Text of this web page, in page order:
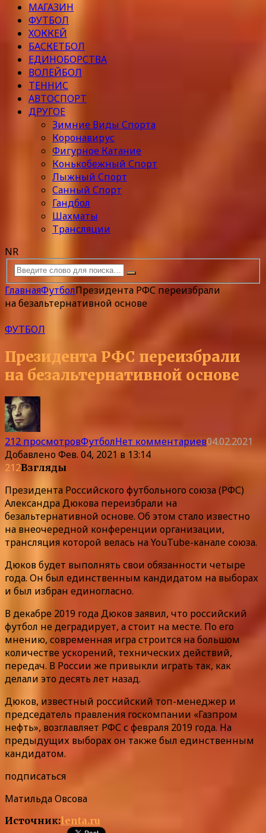
МАГАЗИН
ФУТБОЛ
ХОККЕЙ
БАСКЕТБОЛ
ЕДИНОБОРСТВА
ВОЛЕЙБОЛ
ТЕННИС
АВТОСПОРТ
ДРУГОЕ
Зимние Виды Спорта
Коронавирус
Фигурное Катание
Конькобежный Спорт
Лыжный Спорт
Санный Спорт
Гандбол
Шахматы
Трансляции
NR
ГлавнаяФутболПрезидента РФС переизбрали
на безальтернативной основе
ФУТБОЛ
Президента РФС переизбрали
на безальтернативной основе
212 просмотровФутболНет комментариев04.02.2021
ДобавленоФев. 04, 2021 в 13:14
212Взгляды
Президента Российского футбольного союза (РФС)
Александра Дюкова переизбрали на
безальтернативной основе. Об этом стало известно
на внеочередной конференции организации,
трансляция которой велась на YouTube-канале союза.
Дюков будет выполнять свои обязанности четыре
года. Он был единственным кандидатом на выборах
и был избран единогласно.
В декабре 2019 года Дюков заявил, что российский
футбол не деградирует, а стоит на месте. По его
мнению, современная игра строится на большом
количестве ускорений, технических действий,
передач. В России же привыкли играть так, как
делали это десять лет назад.
Дюков, известный российский топ-менеджер и
председатель правления госкомпании «Газпром
нефть», возглавляет РФС с февраля 2019 года. На
предыдущих выборах он также был единственным
кандидатом.
подписаться
Матильда Овсова
Источник:lenta.ru